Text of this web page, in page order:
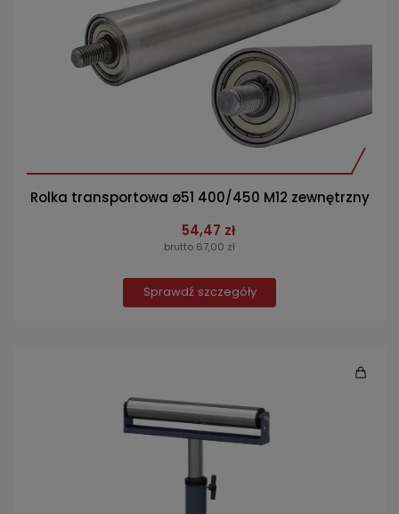
Rolka transportowa ø51 400/450 M12 zewnętrzny
54,47 zł
brutto 67,00 zł
Sprawdź szczegóły